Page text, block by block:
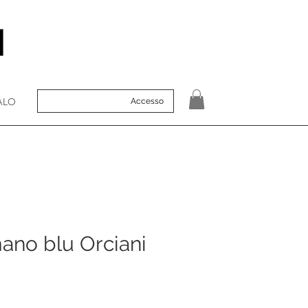
Accesso
blu Orciani